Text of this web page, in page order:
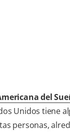
del
Unidos tiene
personas,